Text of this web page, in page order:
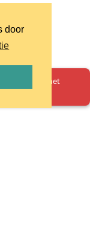
door
en probeer het